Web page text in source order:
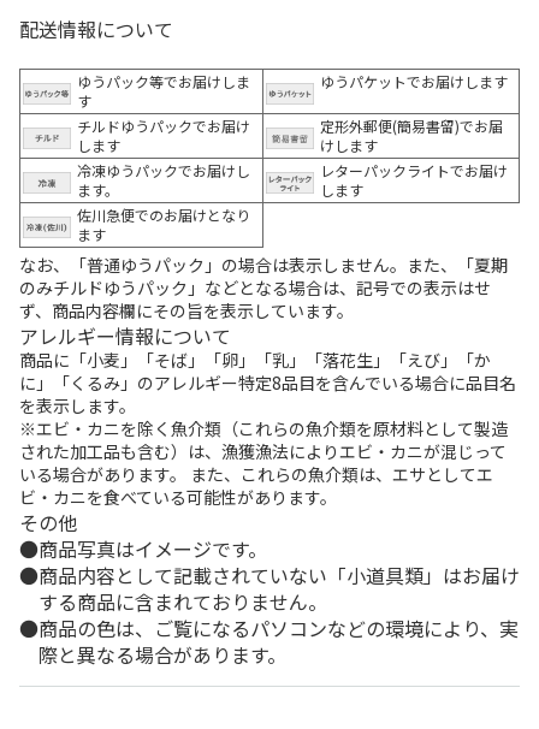
配送情報について
ゆうパック等でお届けしま
す
ゆうパケットでお届けします
チルドゆうパックでお届け
します
定形外郵便(簡易書留)でお届
けします
冷凍ゆうパックでお届けし
ます。
レターパックライトでお届け
します
佐川急便でのお届けとなり
ます
なお、「普通ゆうパック」の場合は表示しません。また、「夏期
のみチルドゆうパック」などとなる場合は、記号での表示はせ
ず、商品内容欄にその旨を表示しています。
アレルギー情報について
商品に「小麦」「そば」「卵」「乳」「落花生」「えび」「か
に」「くるみ」のアレルギー特定8品目を含んでいる場合に品目名
を表示します。
※エビ・カニを除く魚介類（これらの魚介類を原材料として製造
された加工品も含む）は、漁獲漁法によりエビ・カニが混じって
いる場合があります。 また、これらの魚介類は、エサとしてエ
ビ・カニを食べている可能性があります。
その他
商品写真はイメージです。
商品内容として記載されていない「小道具類」はお届け
する商品に含まれておりません。
商品の色は、ご覧になるパソコンなどの環境により、実
際と異なる場合があります。